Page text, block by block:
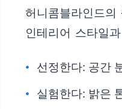
허니콤블라인드
인테리어 스타일
선정한다: 공간
실험한다: 밝은